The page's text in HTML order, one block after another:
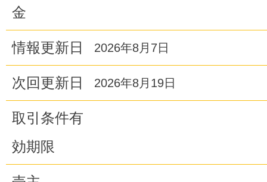
金
情報更新日 2026年8月7日
次回更新日 2026年8月19日
取引条件有
効期限